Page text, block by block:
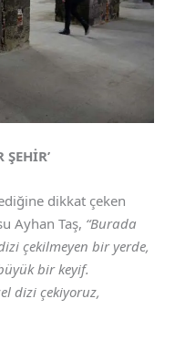
dikkat çeken
Ayhan Taş, “Burada
çekilmeyen bir yerde,
bir keyif.
dizi çekiyoruz,